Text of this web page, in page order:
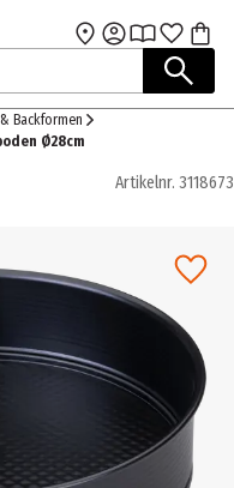
Hauptinhalt
Backformen
Ø28cm
Artikelnr. 3118673